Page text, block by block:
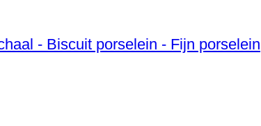
- Biscuit porselein - Fijn porselein